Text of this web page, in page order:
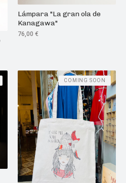
Lámpara "La gran ola de
Kanagawa"
76,00 €
COMING SOON